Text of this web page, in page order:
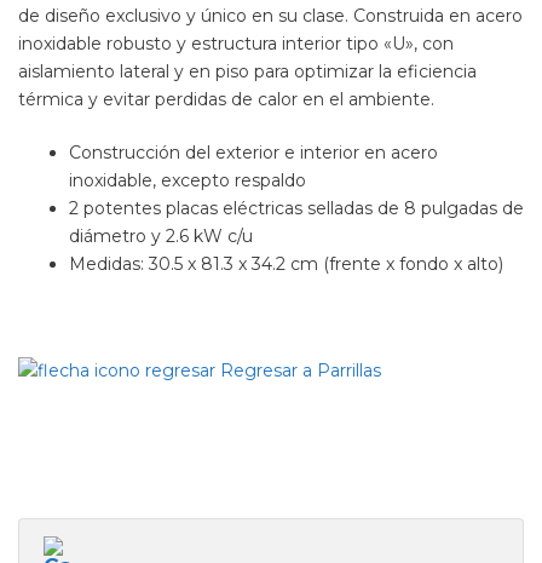
de diseño exclusivo y único en su clase. Construida en acero
inoxidable robusto y estructura interior tipo «U», con
aislamiento lateral y en piso para optimizar la eficiencia
térmica y evitar perdidas de calor en el ambiente.
Construcción del exterior e interior en acero
inoxidable, excepto respaldo
2 potentes placas eléctricas selladas de 8 pulgadas de
diámetro y 2.6 kW c/u
Medidas: 30.5 x 81.3 x 34.2 cm (frente x fondo x alto)
Regresar a Parrillas